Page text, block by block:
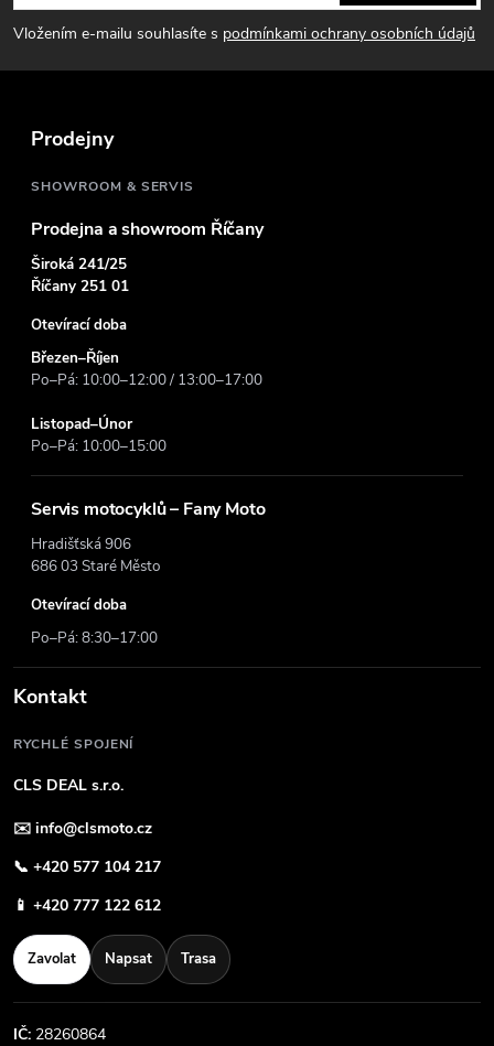
p
a
Vložením e-mailu souhlasíte s podmínkami ochrany osobních údajů
Prodejny
SHOWROOM & SERVIS
Prodejna a showroom Říčany
Široká 241/25
Říčany 251 01
Otevírací doba
Březen–Říjen
Po–Pá: 10:00–12:00 / 13:00–17:00
Listopad–Únor
Po–Pá: 10:00–15:00
Servis motocyklů – Fany Moto
Hradišťská 906
686 03 Staré Město
Otevírací doba
Po–Pá: 8:30–17:00
Kontakt
RYCHLÉ SPOJENÍ
CLS DEAL s.r.o.
✉️ info@clsmoto.cz
📞 +420 577 104 217
📱 +420 777 122 612
Zavolat Napsat Trasa
IČ: 28260864